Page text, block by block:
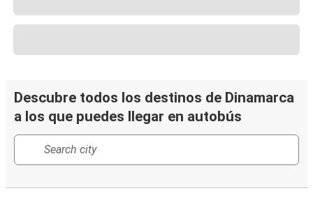
Descubre todos los destinos de Dinamarca
a los que puedes llegar en autobús